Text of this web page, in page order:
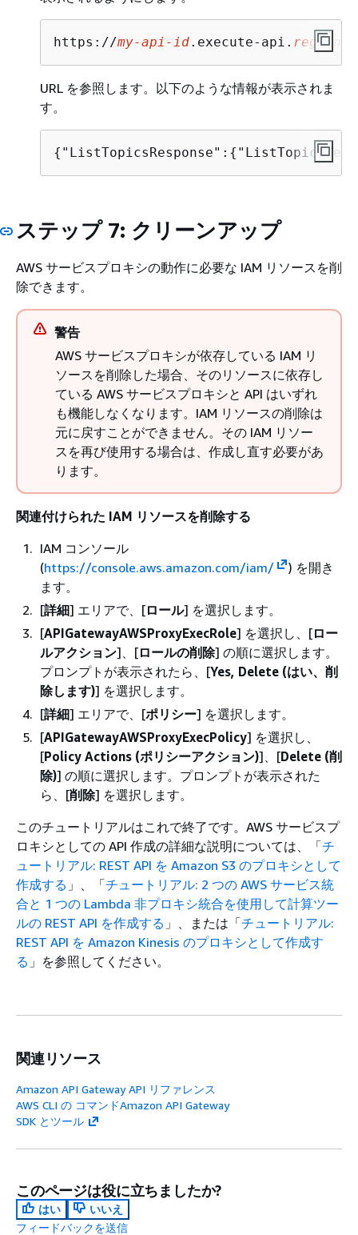
https://my-api-id.execute-api. region-
URL を参照します。以下のような情報が表示されま
す。
{ "ListTopicsResponse": {
ステップ 7: クリーンアップ
AWS サービスプロキシの動作に必要な IAM リソースを削
除できます。
警告
AWS サービスプロキシが依存している IAM リ
ソースを削除した場合、そのリソースに依存し
ている AWS サービスプロキシと API はいずれ
も機能しなくなります。IAM リソースの削除は
元に戻すことができません。その IAM リソー
スを再び使用する場合は、作成し直す必要があ
ります。
関連付けられた IAM リソースを削除する
IAM コンソール
(https://console.aws.amazon.com/iam/
) を開き
ます。
[詳細] エリアで、[ロール] を選択します。
[APIGatewayAWSProxyExecRole] を選択し、[ロー
ルアクション]、[ロールの削除] の順に選択します。
プロンプトが表示されたら、[Yes, Delete (はい、削
除します)] を選択します。
[詳細] エリアで、[ポリシー] を選択します。
[APIGatewayAWSProxyExecPolicy] を選択し、
[Policy Actions (ポリシーアクション)]、[Delete (削
除)] の順に選択します。プロンプトが表示された
ら、[削除] を選択します。
このチュートリアルはこれで終了です。AWS サービスプ
ロキシとしての API 作成の詳細な説明については、「チ
ュートリアル: REST API を Amazon S3 のプロキシとして
作成する 」、「チュートリアル: 2 つの AWS サービス統
合と 1 つの Lambda 非プロキシ統合を使用して計算ツー
ルの REST API を作成する 」、または「チュートリアル:
REST API を Amazon Kinesis のプロキシとして作成す
る 」を参照してください。
関連リソース
Amazon API Gateway API リファレンス
AWS CLI の コマンドAmazon API Gateway
SDK とツール
このページは役に立ちましたか?
はい
いいえ
フィードバックを送信